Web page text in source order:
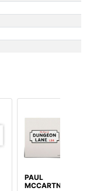
PAUL
MCCARTNEY